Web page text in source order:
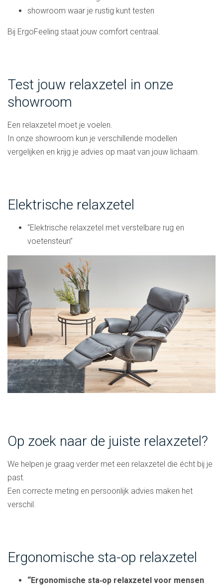
showroom waar je rustig kunt testen
Bij ErgoFeeling staat jouw comfort centraal.
Test jouw relaxzetel in onze
showroom
Een relaxzetel moet je voelen.
In onze showroom kun je verschillende modellen
vergelijken en krijg je advies op maat van jouw lichaam.
Elektrische relaxzetel
“Elektrische relaxzetel met verstelbare rug en
voetensteun”
Op zoek naar de juiste relaxzetel?
We helpen je graag verder met een relaxzetel die écht bij je
past.
Een correcte meting en persoonlijk advies maken het
verschil.
Ergonomische sta-op relaxzetel
“Ergonomische sta‑op relaxzetel voor mensen